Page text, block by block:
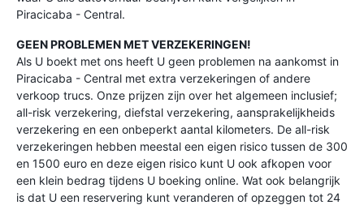
Piracicaba - Central.
GEEN PROBLEMEN MET VERZEKERINGEN!
Als U boekt met ons heeft U geen problemen na aankomst in
Piracicaba - Central met extra verzekeringen of andere
verkoop trucs. Onze prijzen zijn over het algemeen inclusief;
all-risk verzekering, diefstal verzekering, aansprakelijkheids
verzekering en een onbeperkt aantal kilometers. De all-risk
verzekeringen hebben meestal een eigen risico tussen de 300
en 1500 euro en deze eigen risico kunt U ook afkopen voor
een klein bedrag tijdens U boeking online. Wat ook belangrijk
is dat U een reservering kunt veranderen of opzeggen tot 24